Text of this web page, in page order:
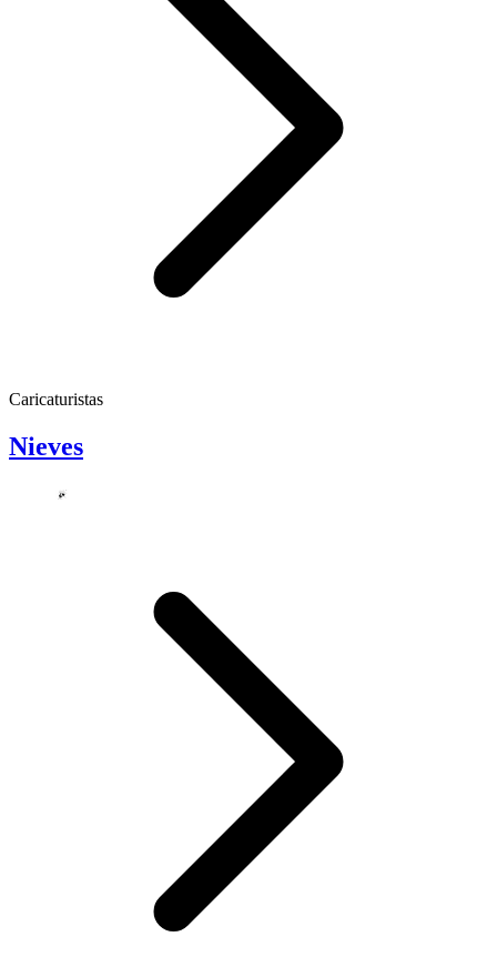
Caricaturistas
Nieves